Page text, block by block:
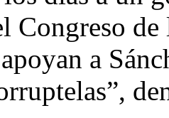
Congreso
a